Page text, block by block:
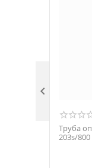
Труба
203s/800
